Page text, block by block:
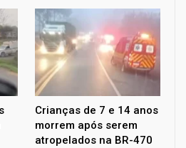
Crianças de 7 e 14 anos
morrem após serem
atropelados na BR-470